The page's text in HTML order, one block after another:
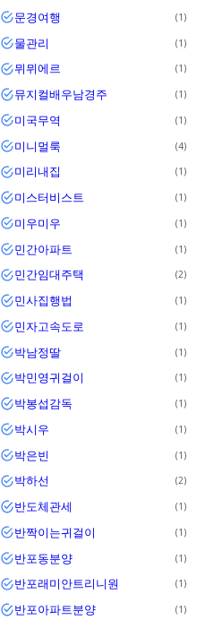
문경여행 1
물관리 1
뮈뮈에르 1
뮤지컬배우남경주 1
미국무역 1
미니멀룩 4
미리내집 1
미스터비스트 1
미우미우 1
민간아파트 1
민간임대주택 2
민사집행법 1
민자고속도로 1
박남정딸 1
박민영귀걸이 1
박봉섭감독 1
박시우 1
박은빈 1
박하선 2
반도체관세 1
반짝이는귀걸이 1
반포동분양 1
반포래미안트리니원 1
반포아파트분양 1